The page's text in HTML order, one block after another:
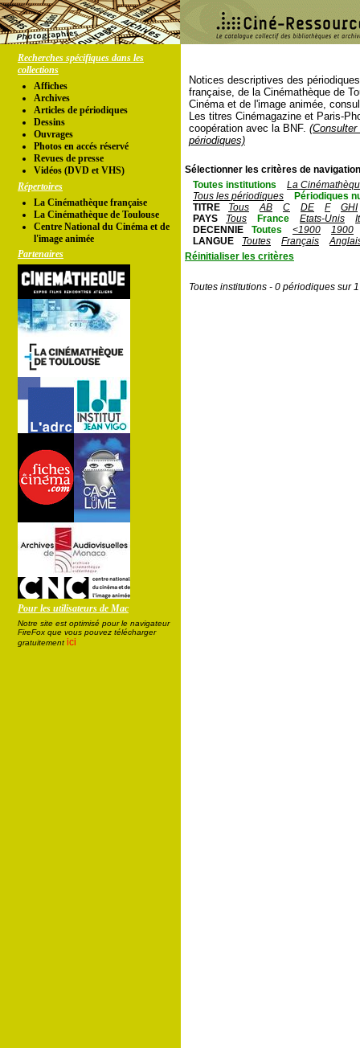
Recherches spécifiques dans les
collections
Affiches
Archives
Articles de périodiques
Dessins
Ouvrages
Photos en accés réservé
Revues de presse
Vidéos (DVD et VHS)
Répertoires
La Cinémathèque française
La Cinémathèque de Toulouse
Centre National du Cinéma et de
l'image animée
Partenaires
Pour les utilisateurs de Mac
Notre site est optimisé pour le navigateur
FireFox que vous pouvez télécharger
gratuitement ici
Notices descriptives des
française, de la Cinémathèque de
Cinéma et de l'image animée,
Les titres Cinémagazine et Paris-
coopération avec la BNF.
périodiques)
Sélectionner les critères de
Toutes institutions
La
Tous les périodiques
Périodiques
TITRE
Tous AB C DE F
GHI
PAYS
Tous France Etats-Unis
DECENNIE
Toutes <1900
1900
LANGUE
Toutes Français
Réinitialiser les critères
Toutes institutions - 0 périodiques sur